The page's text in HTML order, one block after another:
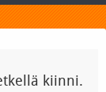
kiinni.